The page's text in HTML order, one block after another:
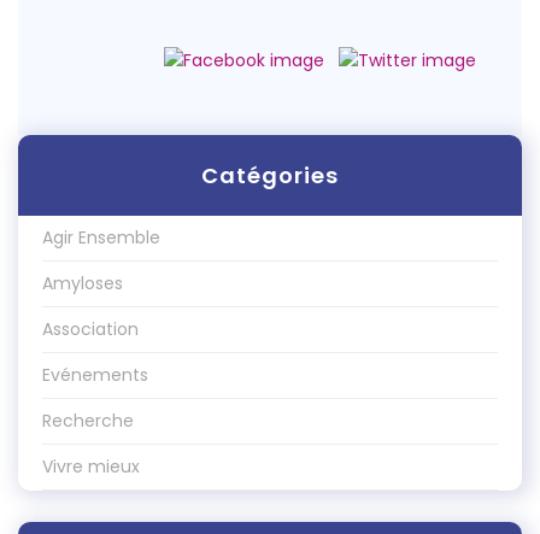
Catégories
Agir Ensemble
Amyloses
Association
Evénements
Recherche
Vivre mieux